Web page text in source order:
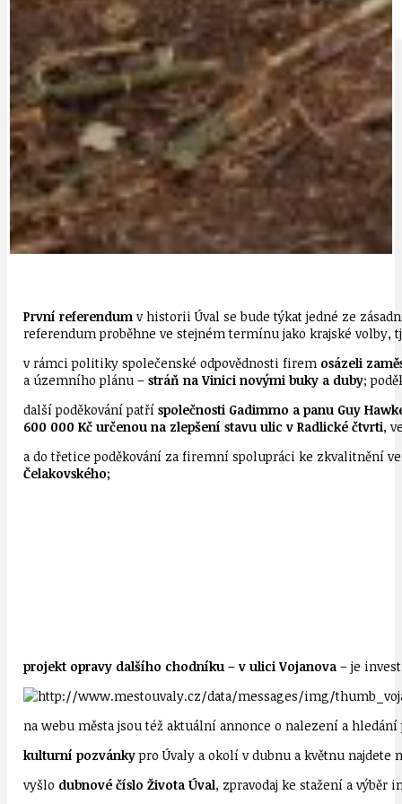
IDEAL LUX OSOBNOST
První referendum v historii Úval se bude týkat jedné ze
referendum proběhne ve stejném termínu jako krajské volby,
v rámci politiky společenské odpovědnosti firem osázeli
a územního plánu – stráň na Vinici novými buky a duby;
další poděkování patří společnosti Gadimmo a panu Guy
600 000 Kč určenou na zlepšení stavu ulic v Radlické čtvrti,
a do třetice poděkování za firemní spolupráci ke zkvalitnění
Čelakovského;
projekt opravy dalšího chodníku – v ulici Vojanova – je
na webu města jsou též aktuální annonce o nalezení a
kulturní pozvánkypro Úvaly a okolí v dubnu a květnu najdete
vyšlo dubnové číslo Života Úval, zpravodaj ke stažení a výběr